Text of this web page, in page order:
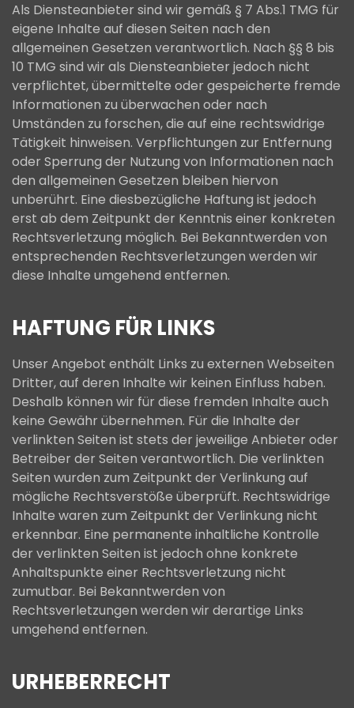
Als Diensteanbieter sind wir gemäß § 7 Abs.1 TMG für
eigene Inhalte auf diesen Seiten nach den
allgemeinen Gesetzen verantwortlich. Nach §§ 8 bis
10 TMG sind wir als Diensteanbieter jedoch nicht
verpflichtet, übermittelte oder gespeicherte fremde
Informationen zu überwachen oder nach
Umständen zu forschen, die auf eine rechtswidrige
Tätigkeit hinweisen. Verpflichtungen zur Entfernung
oder Sperrung der Nutzung von Informationen nach
den allgemeinen Gesetzen bleiben hiervon
unberührt. Eine diesbezügliche Haftung ist jedoch
erst ab dem Zeitpunkt der Kenntnis einer konkreten
Rechtsverletzung möglich. Bei Bekanntwerden von
entsprechenden Rechtsverletzungen werden wir
diese Inhalte umgehend entfernen.
HAFTUNG FÜR LINKS
Unser Angebot enthält Links zu externen Webseiten
Dritter, auf deren Inhalte wir keinen Einfluss haben.
Deshalb können wir für diese fremden Inhalte auch
keine Gewähr übernehmen. Für die Inhalte der
verlinkten Seiten ist stets der jeweilige Anbieter oder
Betreiber der Seiten verantwortlich. Die verlinkten
Seiten wurden zum Zeitpunkt der Verlinkung auf
mögliche Rechtsverstöße überprüft. Rechtswidrige
Inhalte waren zum Zeitpunkt der Verlinkung nicht
erkennbar. Eine permanente inhaltliche Kontrolle
der verlinkten Seiten ist jedoch ohne konkrete
Anhaltspunkte einer Rechtsverletzung nicht
zumutbar. Bei Bekanntwerden von
Rechtsverletzungen werden wir derartige Links
umgehend entfernen.
URHEBERRECHT